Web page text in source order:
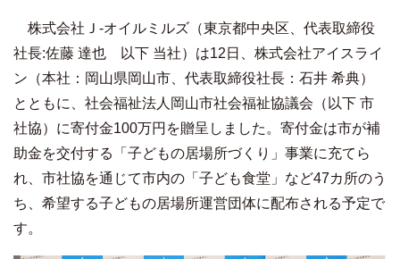
株式会社Ｊ‐オイルミルズ（東京都中央区、代表取締役
社長:佐藤 達也 以下 当社）は12日、株式会社アイスライ
ン（本社：岡山県岡山市、代表取締役社長：石井 希典）
とともに、社会福祉法人岡山市社会福祉協議会（以下 市
社協）に寄付金100万円を贈呈しました。寄付金は市が補
助金を交付する「子どもの居場所づくり」事業に充てら
れ、市社協を通じて市内の「子ども食堂」など47カ所のう
ち、希望する子どもの居場所運営団体に配布される予定で
す。